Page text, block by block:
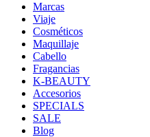
Marcas
Viaje
Cosméticos
Maquillaje
Cabello
Fragancias
K-BEAUTY
Accesorios
SPECIALS
SALE
Blog